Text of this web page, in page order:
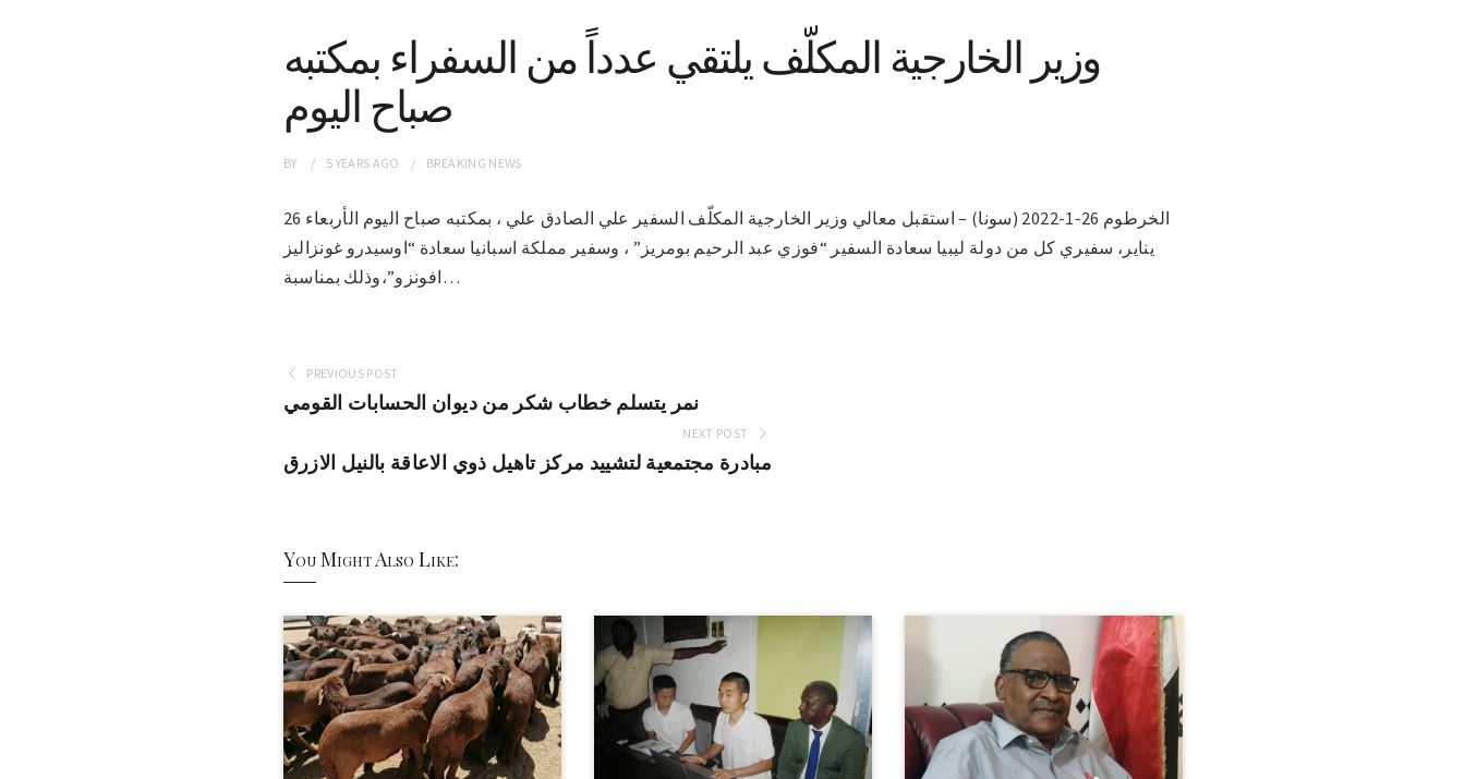
وزير الخارجية المكلّف يلتقي عدداً من السفراء بمكتبه
صباح اليوم
BY 5 YEARS AGO BREAKING NEWS
الخرطوم 26-1-2022 (سونا) – استقبل معالي وزير الخارجية المكلّف السفير علي الصادق علي ، بمكتبه صباح اليوم الأربعاء 26
يناير، سفيري كل من دولة ليبيا سعادة السفير “فوزي عبد الرحيم بومريز” ، وسفير مملكة اسبانيا سعادة “اوسيدرو غونزاليز
افونزو”،وذلك بمناسبة…
PREVIOUS POST
نمر يتسلم خطاب شكر من ديوان الحسابات القومي
NEXT POST
مبادرة مجتمعية لتشييد مركز تاهيل ذوي الاعاقة بالنيل الازرق
You Might Also Like: